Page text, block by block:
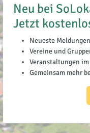
Neu bei
Jetzt
Neueste
Vereine und
Veranstaltungen
Gemeinsam mehr